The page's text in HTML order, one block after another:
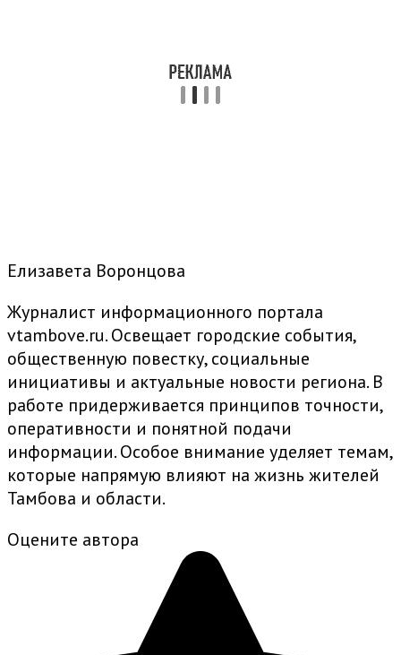
Елизавета Воронцова
Журналист информационного портала
vtambove.ru. Освещает городские события,
общественную повестку, социальные
инициативы и актуальные новости региона. В
работе придерживается принципов точности,
оперативности и понятной подачи
информации. Особое внимание уделяет темам,
которые напрямую влияют на жизнь жителей
Тамбова и области.
Оцените автора